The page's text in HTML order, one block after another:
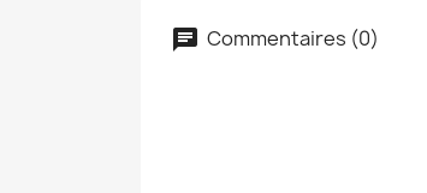
Commentaires (0)